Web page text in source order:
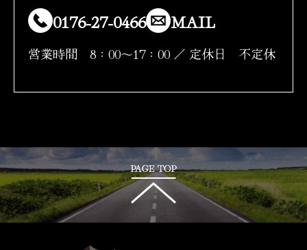
0176-27-0466 MAIL
営業時間 8：00～17：00 ／ 定休日 不定休